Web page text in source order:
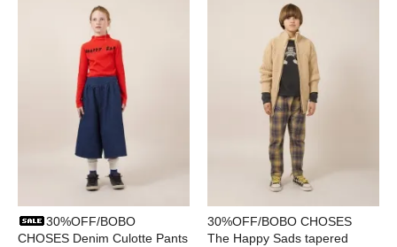
30%OFF/BOBO
CHOSES Denim Culotte Pants
30%OFF/BOBO CHOSES
The Happy Sads tapered